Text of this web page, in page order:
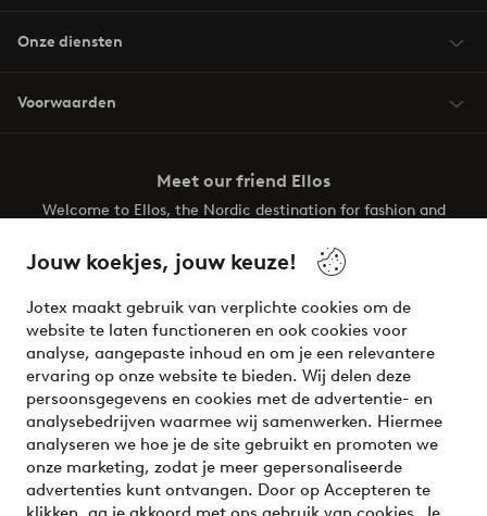
Jouw koekjes, jouw keuze!
Jotex maakt gebruik van verplichte cookies om de
website te laten functioneren en ook cookies voor
analyse, aangepaste inhoud en om je een relevantere
ervaring op onze website te bieden. Wij delen deze
persoonsgegevens en cookies met de advertentie- en
analysebedrijven waarmee wij samenwerken. Hiermee
analyseren we hoe je de site gebruikt en promoten we
onze marketing, zodat je meer gepersonaliseerde
advertenties kunt ontvangen. Door op Accepteren te
Onze diensten
Voorwaarden
Meet our friend Ellos
Welcome to Ellos, the Nordic destination for fashion and
your wardrobe. Your next inspiring look is here!
Veilig betalen - Nu betalen of opsplitsen
Wil je meer weten over onze betaalopties?